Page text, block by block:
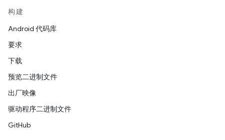
构建
Android 代码库
要求
下载
预览二进制文件
出厂映像
驱动程序二进制文件
GitHub